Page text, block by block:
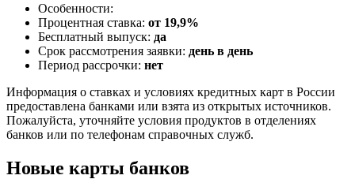
Особенности:
Процентная ставка: от 19,9%
Бесплатный выпуск: да
Срок рассмотрения заявки: день в день
Период рассрочки: нет
Информация о ставках и условиях кредитных карт в России
предоставлена банками или взята из открытых источников.
Пожалуйста, уточняйте условия продуктов в отделениях
банков или по телефонам справочных служб.
Новые карты банков